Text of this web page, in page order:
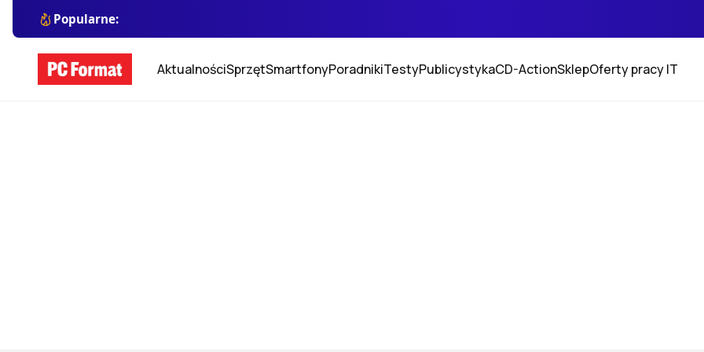
Popularne:
AktualnościSprzętSmartfonyPoradnikiTestyPublicystykaCD-ActionSklepOferty pracy IT